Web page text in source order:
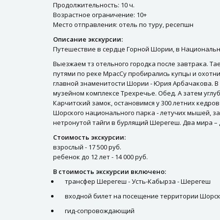
Продолжительность: 10 ч.
Возрастное ограничение: 10+
Место отправления: отель по туру, ресепшн
Описание экскурсии:
Путешествие в сердце Горной Шории, в
Выезжаем тз отельного городка после завтрака.
путями по реке МрасСу пробирались купцы и
главной знаменитости Шории - Юрия Арбачакова.
музейном комплексе Трехречье. Обед. А затем
Карчитский замок, остановимся у 300 летних
Шорского национального парка - летучих мышей,
нетронутой тайги в бурлящий Шерегеш. Два мира
Стоимость экскурсии:
взрослый - 17 500 руб.
ребенок до 12 лет - 14 000 руб.
В стоимость экскурсии включено:
трансфер Шерегеш - Усть-Кабырза - Шерегеш
входной билет на посещение территории
гид-сопровождающий